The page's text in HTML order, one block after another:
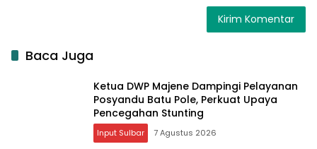
Baca Juga
Ketua DWP Majene Dampingi Pelayanan
Posyandu Batu Pole, Perkuat Upaya
Pencegahan Stunting
Input Sulbar 7 Agustus 2026